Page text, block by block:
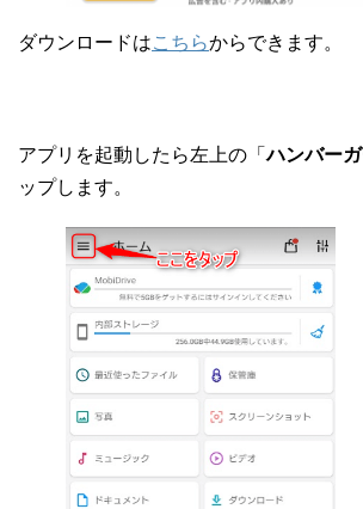
ダウンロードはこちらからできます。
アプリを起動したら左上の「ハンバー
ップします。